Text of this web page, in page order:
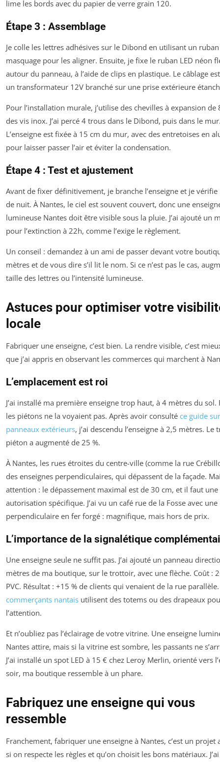
lime les bords avec du papier de verre grain 120.
Étape 3 : Assemblage
Je colle les lettres adhésives sur le Dibond en utilisant un
masquage pour les aligner. Ensuite, je fixe le ruban LED néon
autour du panneau, à l’aide de clips en plastique. Le câblage
un transformateur 12V branché sur une prise extérieure
Pour l’installation murale, j’utilise des chevilles à expansion de
des vis inox. J’ai percé 4 trous dans le Dibond, puis dans le
L’enseigne est fixée à 15 cm du mur, avec des entretoises en
pour laisser passer l’air et éviter la condensation.
Étape 4 : Test et ajustement
Avant de fixer définitivement, je branche l’enseigne et je vérifie
de nuit. À Nantes, le ciel est souvent couvert, donc une
lumineuse Nantes doit être visible sous la pluie. J’ai ajouté un
pour l’extinction à 22h, comme l’exige le règlement.
Un conseil : demandez à un ami de passer devant votre
mètres et de vous dire s’il lit le nom. Si ce n’est pas le cas,
taille des lettres ou l’intensité lumineuse.
Astuces pour optimiser votre
locale
Fabriquer une enseigne, c’est bien. La rendre visible, c’est
que j’ai appris en observant les commerces qui marchent à
L’emplacement est roi
J’ai installé ma première enseigne trop haut, à 4 mètres du sol.
les piétons ne la voyaient pas. Après avoir consulté ce guide
panneaux extérieurs, j’ai descendu l’enseigne à 2,5 mètres. Le
piéton a augmenté de 25 %.
À Nantes, les rues étroites du centre-ville (comme la rue
des enseignes perpendiculaires, qui dépassent de la façade.
attention : le dépassement maximal est de 30 cm, et il faut une
autorisation spécifique. J’ai vu un café rue de la Fosse avec une
perpendiculaire en fer forgé : magnifique, mais hors de prix.
L’importance de la signalétique
Une enseigne seule ne suffit pas. J’ai ajouté un panneau
mètres de ma boutique, sur le trottoir, avec une flèche. Coût :
PVC. Résultat : +15 % de clients qui venaient de la rue
commerçants nantais utilisent des totems ou des drapeaux
l’attention.
Et n’oubliez pas l’éclairage de votre vitrine. Une enseigne
Nantes attire, mais si la vitrine est sombre, les passants ne
J’ai installé un spot LED à 15 € chez Leroy Merlin, orienté vers
soir, ma boutique ressemble à un phare.
Fabriquez une enseigne qui vous
ressemble
Franchement, fabriquer une enseigne à Nantes, c’est un projet
si on respecte les règles et qu’on choisit les bons matériaux. J’ai